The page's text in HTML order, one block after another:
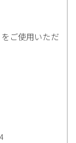
ご使用いただ